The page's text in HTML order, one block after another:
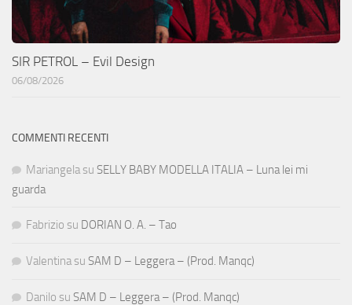
SIR PETROL – Evil Design
06/08/2026
COMMENTI RECENTI
Mariangela su SELLY BABY MODELLA ITALIA – Luna lei mi
guarda
Fabrizio su DORIAN O. A. – Tao
Valentina su SAM D – Leggera – (Prod. Manqc)
Danilo su SAM D – Leggera – (Prod. Manqc)